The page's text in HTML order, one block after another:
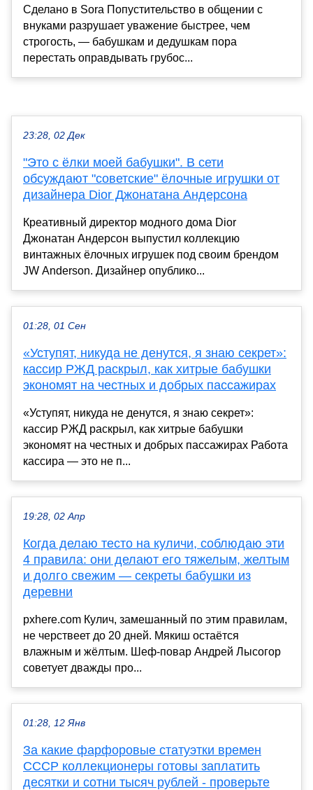
Сделано в Sora Попустительство в общении с
внуками разрушает уважение быстрее, чем
строгость, — бабушкам и дедушкам пора
перестать оправдывать грубос...
23:28, 02 Дек
"Это с ёлки моей бабушки". В сети
обсуждают "советские" ёлочные игрушки от
дизайнера Dior Джонатана Андерсона
Креативный директор модного дома Dior
Джонатан Андерсон выпустил коллекцию
винтажных ёлочных игрушек под своим брендом
JW Anderson. Дизайнер опублико...
01:28, 01 Сен
«Уступят, никуда не денутся, я знаю секрет»:
кассир РЖД раскрыл, как хитрые бабушки
экономят на честных и добрых пассажирах
«Уступят, никуда не денутся, я знаю секрет»:
кассир РЖД раскрыл, как хитрые бабушки
экономят на честных и добрых пассажирах Работа
кассира — это не п...
19:28, 02 Апр
Когда делаю тесто на куличи, соблюдаю эти
4 правила: они делают его тяжелым, желтым
и долго свежим — секреты бабушки из
деревни
pxhere.com Кулич, замешанный по этим правилам,
не черствеет до 20 дней. Мякиш остаётся
влажным и жёлтым. Шеф-повар Андрей Лысогор
советует дважды про...
01:28, 12 Янв
За какие фарфоровые статуэтки времен
СССР коллекционеры готовы заплатить
десятки и сотни тысяч рублей - проверьте